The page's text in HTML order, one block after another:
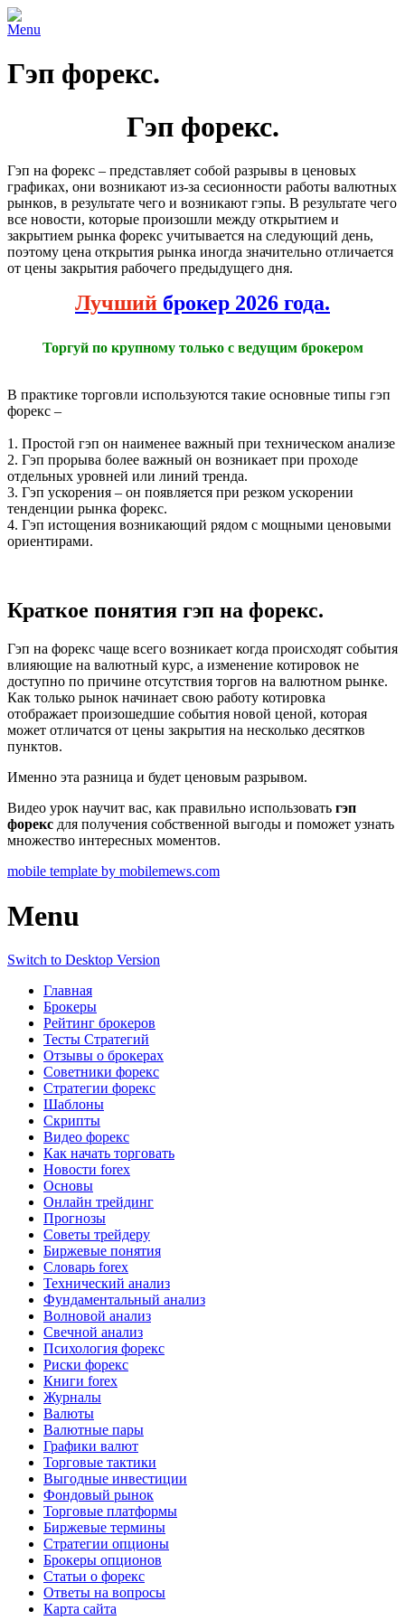
Menu
Гэп форекс.
Гэп форекс.
Гэп на форекс – представляет собой разрывы в ценовых
графиках, они возникают из-за сесионности работы валютных
рынков, в результате чего и возникают гэпы. В результате чего
все новости, которые произошли между открытием и
закрытием рынка форекс учитывается на следующий день,
поэтому цена открытия рынка иногда значительно отличается
от цены закрытия рабочего предыдущего дня.
Лучший брокер 2026 года.
Торгуй по крупному только с ведущим брокером
В практике торговли используются такие основные типы гэп
форекс –
1. Простой гэп он наименее важный при техническом анализе
2. Гэп прорыва более важный он возникает при проходе
отдельных уровней или линий тренда.
3. Гэп ускорения – он появляется при резком ускорении
тенденции рынка форекс.
4. Гэп истощения возникающий рядом с мощными ценовыми
ориентирами.
Краткое понятия гэп на форекс.
Гэп на форекс чаще всего возникает когда происходят события
влияющие на валютный курс, а изменение котировок не
доступно по причине отсутствия торгов на валютном рынке.
Как только рынок начинает свою работу котировка
отображает произошедшие события новой ценой, которая
может отличатся от цены закрытия на несколько десятков
пунктов.
Именно эта разница и будет ценовым разрывом.
Видео урок научит вас, как правильно использовать гэп
форекс для получения собственной выгоды и поможет узнать
множество интересных моментов.
mobile template by mobilemews.com
Menu
Switch to Desktop Version
Главная
Брокеры
Рейтинг брокеров
Тесты Стратегий
Отзывы о брокерах
Советники форекс
Стратегии форекс
Шаблоны
Скрипты
Видео форекс
Как начать торговать
Новости forex
Основы
Онлайн трейдинг
Прогнозы
Советы трейдеру
Биржевые понятия
Словарь forex
Технический анализ
Фундаментальный анализ
Волновой анализ
Свечной анализ
Психология форекс
Риски форекс
Книги forex
Журналы
Валюты
Валютные пары
Графики валют
Торговые тактики
Выгодные инвестиции
Фондовый рынок
Торговые платформы
Биржевые термины
Стратегии опционы
Брокеры опционов
Статьи о форекс
Ответы на вопросы
Карта сайта